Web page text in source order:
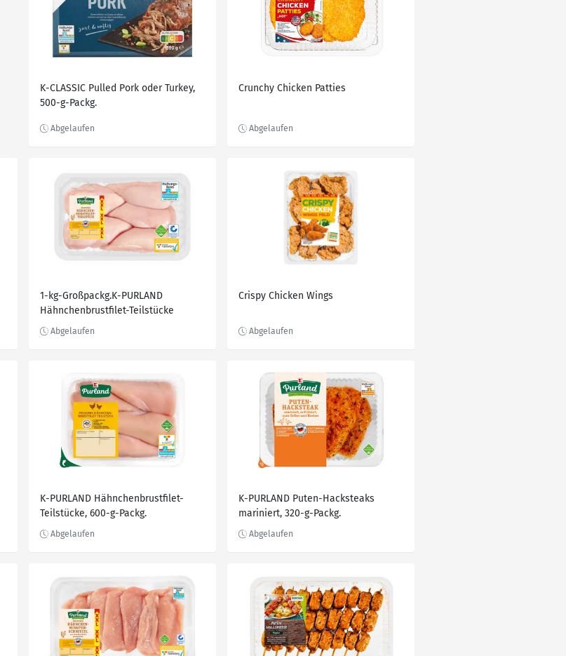
K-CLASSIC Pulled Pork oder Turkey,
500-g-Packg.
Crunchy Chicken Patties
1-kg-Großpackg.K-PURLAND
Hähnchenbrustfilet-Teilstücke
Crispy Chicken Wings
K-PURLAND Hähnchenbrustfilet-
Teilstücke, 600-g-Packg.
K-PURLAND Puten-Hacksteaks
mariniert, 320-g-Packg.